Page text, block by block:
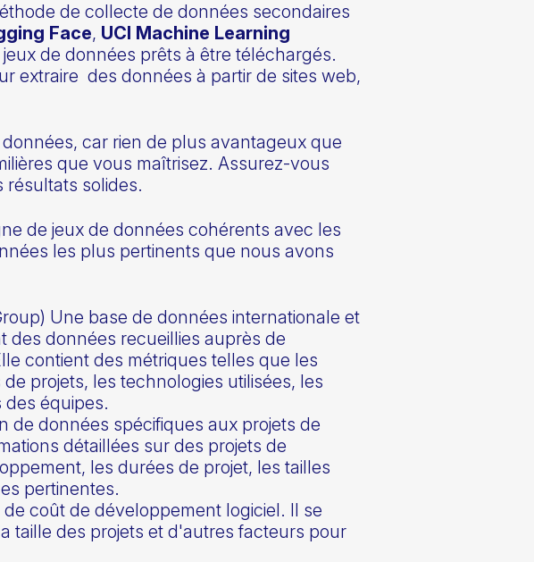
de collecte de données secondaires
Face, UCI Machine Learning
de données prêts à être téléchargés.
extraire des données à partir de sites web,
car rien de plus avantageux que
que vous maîtrisez. Assurez-vous
résultats solides.
de jeux de données cohérents avec les
les plus pertinents que nous avons
Une base de données internationale et
des données recueillies auprès de
contient des métriques telles que les
projets, les technologies utilisées, les
équipes.
de données spécifiques aux projets de
détaillées sur des projets de
les durées de projet, les tailles
pertinentes.
coût de développement logiciel. Il se
taille des projets et d'autres facteurs pour